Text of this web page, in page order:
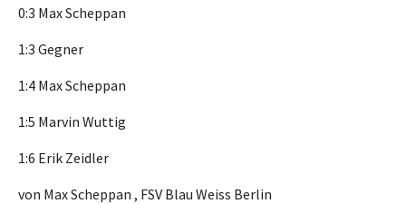
0:3 Max Scheppan
1:3 Gegner
1:4 Max Scheppan
1:5 Marvin Wuttig
1:6 Erik Zeidler
von Max Scheppan , FSV Blau Weiss Berlin